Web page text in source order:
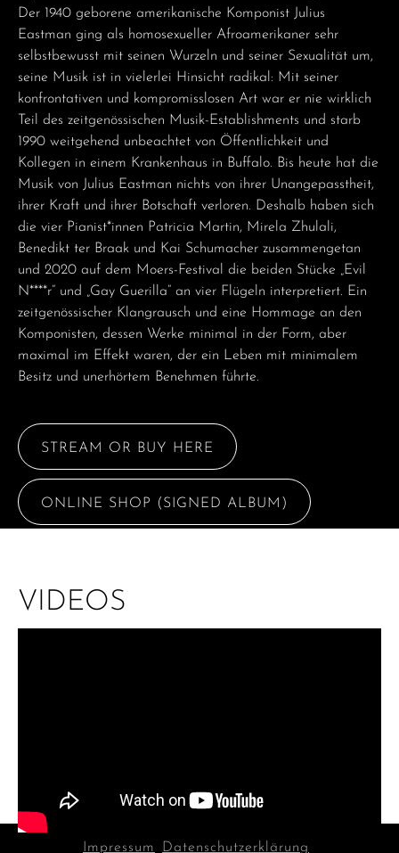
Der 1940 geborene amerikanische Komponist Julius
Eastman ging als homosexueller Afroamerikaner sehr
selbstbewusst mit seinen Wurzeln und seiner Sexualität um,
seine Musik ist in vielerlei Hinsicht radikal: Mit seiner
konfrontativen und kompromisslosen Art war er nie wirklich
Teil des zeitgenössischen Musik-Establishments und starb
1990 weitgehend unbeachtet von Öffentlichkeit und
Kollegen in einem Krankenhaus in Buffalo. Bis heute hat die
Musik von Julius Eastman nichts von ihrer Unangepasstheit,
ihrer Kraft und ihrer Botschaft verloren. Deshalb haben sich
die vier Pianist*innen Patricia Martin, Mirela Zhulali,
Benedikt ter Braak und Kai Schumacher zusammengetan
und 2020 auf dem Moers-Festival die beiden Stücke „Evil
N****r“ und „Gay Guerilla“ an vier Flügeln interpretiert. Ein
zeitgenössischer Klangrausch und eine Hommage an den
Komponisten, dessen Werke minimal in der Form, aber
maximal im Effekt waren, der ein Leben mit minimalem
Besitz und unerhörtem Benehmen führte.
STREAM OR BUY HERE
ONLINE SHOP (SIGNED ALBUM)
VIDEOS
Impressum Datenschutzerklärung